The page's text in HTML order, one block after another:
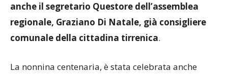
anche il segretario Questore dell’assemblea
regionale, Graziano Di Natale, già consigliere
comunale della cittadina tirrenica.
La nonnina centenaria, è stata celebrata anche